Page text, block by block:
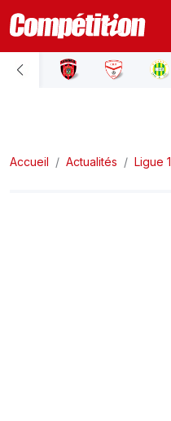
ACCUEIL
LIGUE 2
Accueil Actualités Ligue 1